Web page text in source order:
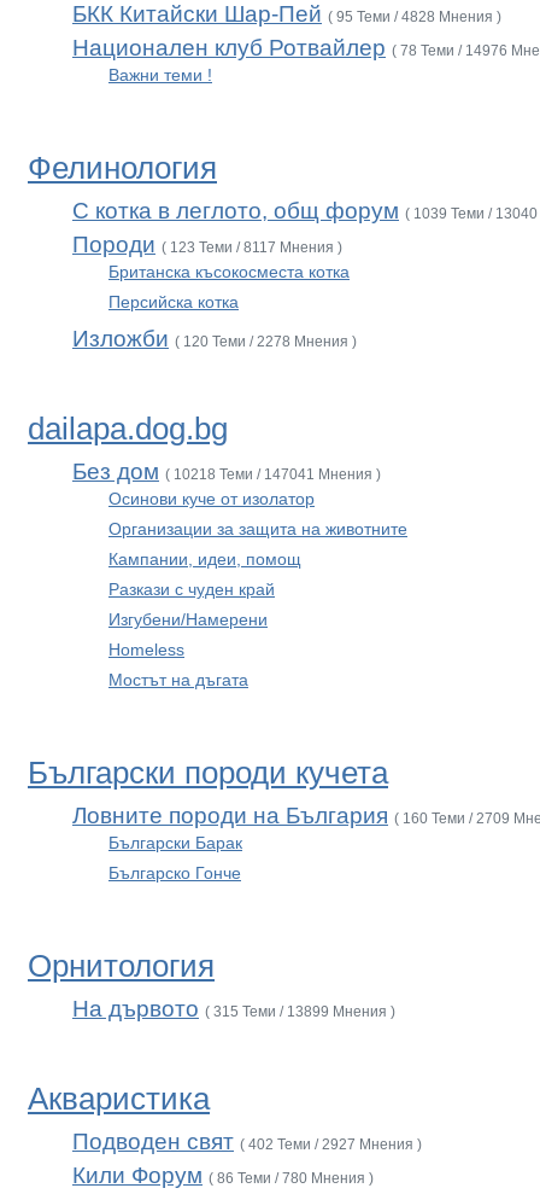
БКК Китайски Шар-Пей ( 95 Теми / 4828 Мнения )
Национален клуб Ротвайлер ( 78 Теми / 14976
Важни теми !
Фелинология
С котка в леглото, общ форум ( 1039 Теми /
Породи ( 123 Теми / 8117 Мнения )
Британска късокосместа котка
Персийска котка
Изложби ( 120 Теми / 2278 Мнения )
dailapa.dog.bg
Без дом ( 10218 Теми / 147041 Мнения )
Осинови куче от изолатор
Организации за защита на животните
Кампании, идеи, помощ
Разкази с чуден край
Изгубени/Намерени
Homeless
Мостът на дъгата
Български породи кучета
Ловните породи на България ( 160 Теми / 2709
Български Барак
Българско Гонче
Орнитология
На дървото ( 315 Теми / 13899 Мнения )
Акваристика
Подводен свят ( 402 Теми / 2927 Мнения )
Кили Форум ( 86 Теми / 780 Мнения )